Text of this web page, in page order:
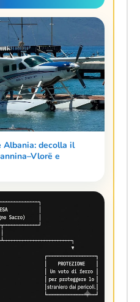
Albania: decolla il
e